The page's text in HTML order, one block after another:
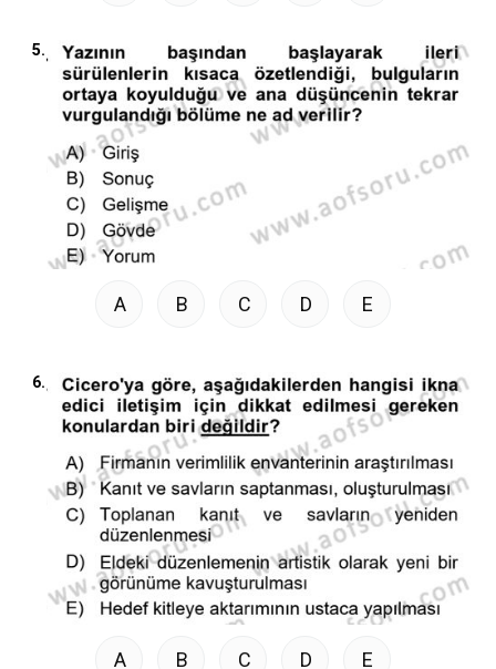
5.
A B C D E
6.
A B C D E